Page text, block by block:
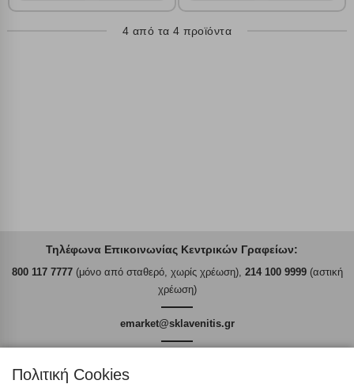
4 από τα 4 προϊόντα
Τηλέφωνα Επικοινωνίας Κεντρικών Γραφείων:
800 117 7777(μόνο από σταθερό, χωρίς χρέωση), 214 100 9999(αστική
χρέωση)
emarket@sklavenitis.gr
Πολιτική Cookies
Απόρριψη όλων